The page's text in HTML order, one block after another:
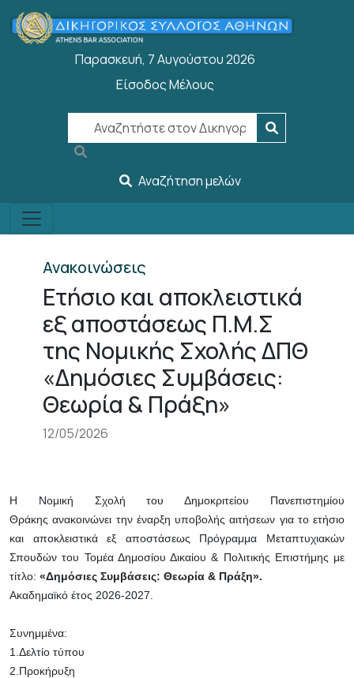
Παράκαμψη προς το κυρίως περιεχόμενο
Παρασκευή, 7 Αυγούστου 2026
User account menu
Είσοδος Μέλους
Αναζήτηση μελών
Ανακοινώσεις
Ετήσιο και αποκλειστικά
εξ αποστάσεως Π.Μ.Σ
της Νομικής Σχολής ΔΠΘ
«Δημόσιες Συμβάσεις:
Θεωρία & Πράξη»
12/05/2026
Η Νομική Σχολή του Δημοκριτείου Πανεπιστημίου
Θράκης ανακοινώνει την έναρξη υποβολής αιτήσεων για το ετήσιο
και αποκλειστικά εξ αποστάσεως Πρόγραμμα Μεταπτυχιακών
Σπουδών του Τομέα Δημοσίου Δικαίου & Πολιτικής Επιστήμης με
τίτλο: «Δημόσιες Συμβάσεις: Θεωρία & Πράξη».
Ακαδημαϊκό έτος 2026-2027.
Συνημμένα:
1.Δελτίο τύπου
2.Προκήρυξη